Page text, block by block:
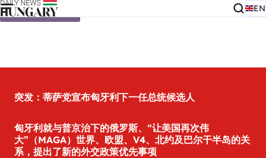
Skip to content EN
突发：蒂萨党宣布匈牙利下一任总统候选人
匈牙利就与普京治下的俄罗斯、“让美国再次伟
大”（MAGA）世界、欧盟、V4、北约及巴尔干半岛的关
系，提出了新的外交政策优先事项